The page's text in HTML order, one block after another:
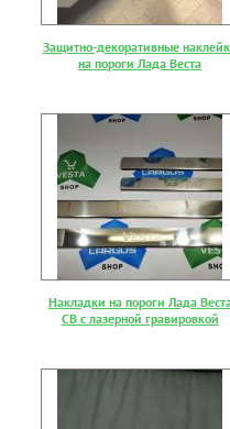
Защитно-декоративные
на пороги Лада Веста
Накладки на пороги Лада
СВ с лазерной гравировкой